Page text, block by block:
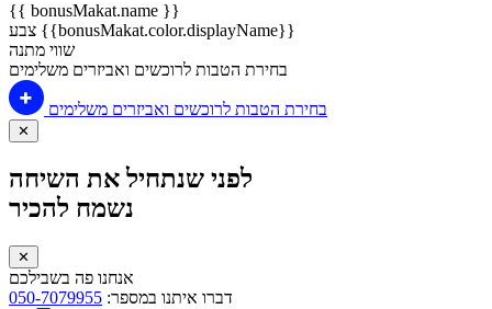
{{ bonusMakat.name }}
צבע {{bonusMakat.color.displayName}}
שווי מתנה
בחירת הטבות לרוכשים ואביזרים משלימים
בחירת הטבות לרוכשים ואביזרים משלימים
✕
לפני שנתחיל את השיחה
נשמח להכיר
✕
אנחנו פה בשבילכם
דברו איתנו במספר: 050-7079955